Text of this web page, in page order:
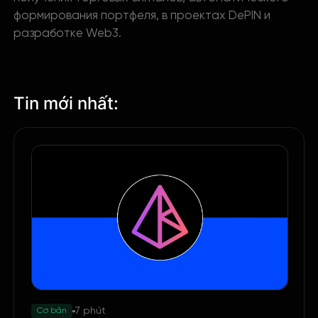
формирования портфеля, в проектах DePIN и
разработке Web3.
Tin mới nhất:
Cơ bản 7 phút